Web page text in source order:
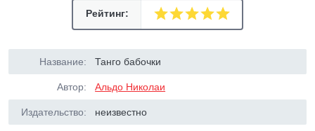
Рейтинг:
Название: Танго бабочки
Автор: Альдо Николаи
Издательство: неизвестно